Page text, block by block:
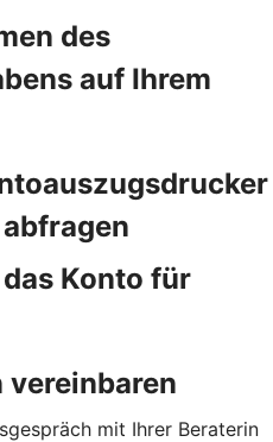
des
auf Ihrem
Konto für
vereinbaren
mit Ihrer Beraterin